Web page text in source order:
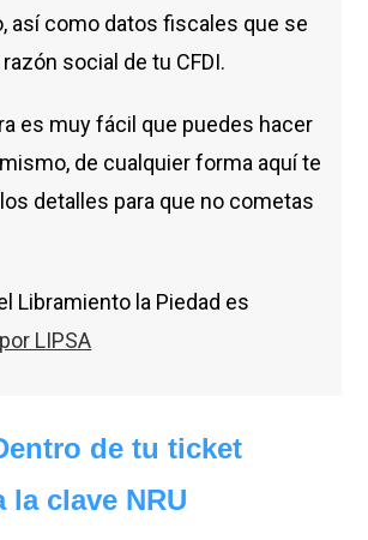
así como datos fiscales que se
social de tu CFDI.
es muy fácil que puedes hacer
de cualquier forma aquí te
detalles para que no cometas
Libramiento la Piedad es
por LIPSA
de tu ticket
la clave NRU